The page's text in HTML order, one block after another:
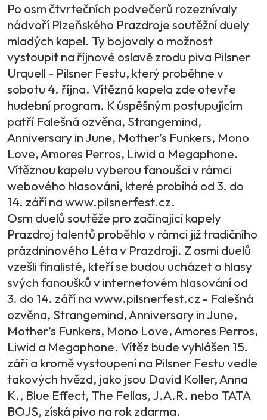
Po osm čtvrtečních podvečerů rozeznívaly
nádvoří Plzeňského Prazdroje soutěžní duely
mladých kapel. Ty bojovaly o možnost
vystoupit na říjnové oslavě zrodu piva Pilsner
Urquell - Pilsner Festu, který proběhne v
sobotu 4. října. Vítězná kapela zde otevře
hudební program. K úspěšným postupujícím
patří Falešná ozvěna, Strangemind,
Anniversary in June, Mother’s Funkers, Mono
Love, Amores Perros, Liwid a Megaphone.
Vítěznou kapelu vyberou fanoušci v rámci
webového hlasování, které probíhá od 3. do
14. září na www.pilsnerfest.cz.
Osm duelů soutěže pro začínající kapely
Prazdroj talentů proběhlo v rámci již tradičního
prázdninového Léta v Prazdroji. Z osmi duelů
vzešli finalisté, kteří se budou ucházet o hlasy
svých fanoušků v internetovém hlasování od
3. do 14. září na www.pilsnerfest.cz - Falešná
ozvěna, Strangemind, Anniversary in June,
Mother’s Funkers, Mono Love, Amores Perros,
Liwid a Megaphone. Vítěz bude vyhlášen 15.
září a kromě vystoupení na Pilsner Festu vedle
takových hvězd, jako jsou David Koller, Anna
K., Blue Effect, The Fellas, J.A.R. nebo TATA
BOJS, získá pivo na rok zdarma.